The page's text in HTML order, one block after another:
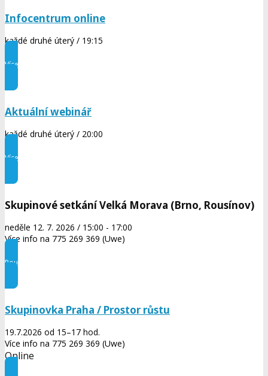
Infocentrum online
každé druhé úterý / 19:15
Více informací
Aktuální webinář
každé druhé úterý / 20:00
Více informací
Skupinové setkání Velká Morava (Brno, Rousínov)
neděle 12. 7. 2026 / 15:00 - 17:00
Více info na 775 269 369 (Uwe)
Pouze na pozvání
Skupinovka Praha / Prostor růstu
19.7.2026 od 15–17 hod.
Více info na 775 269 369 (Uwe)
Online